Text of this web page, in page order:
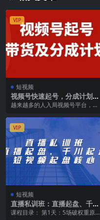
VIP
短视频
视频号快速起号，分成计划及
带货，0-1起盘、运营、变现
越来越多的人入局视频号平台，如
步要做的便是起号。 ...
VIP
短视频
直播私训班：直播起盘、千川
起盘、短视频起盘核心
课程目录： 第1天：5场破权重原理